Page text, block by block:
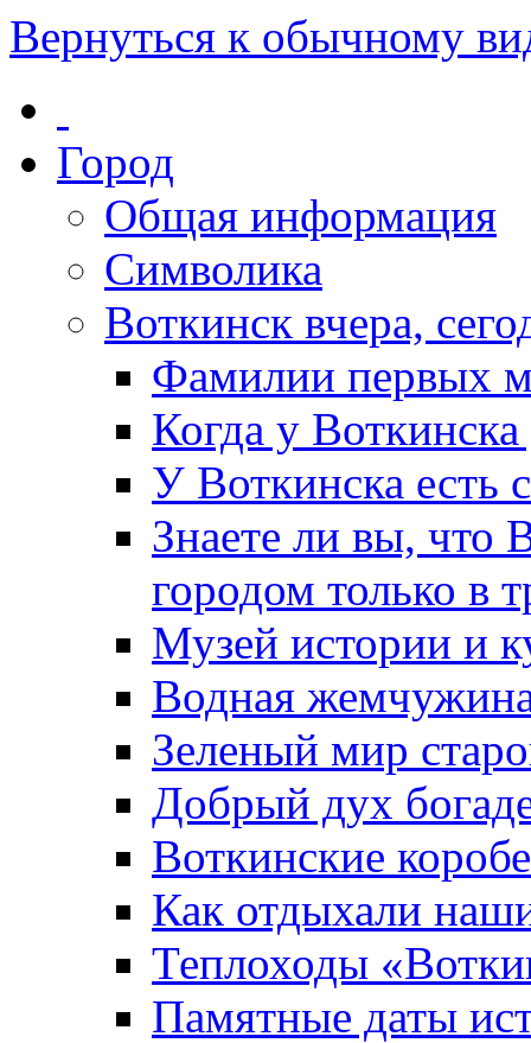
Вернуться к обычному
Город
Общая информация
Символика
Воткинск вчера,
Фамилии первых
Когда у
У Воткинска есть
Знаете ли вы, что
городом только в
Музей истории и
Водная
Зеленый мир
Добрый дух
Воткинские
Как отдыхали
Теплоходы
Памятные даты